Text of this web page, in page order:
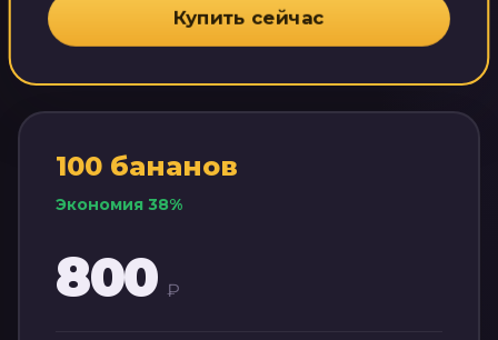
Купить сейчас
100 бананов
Экономия 38%
800 ₽